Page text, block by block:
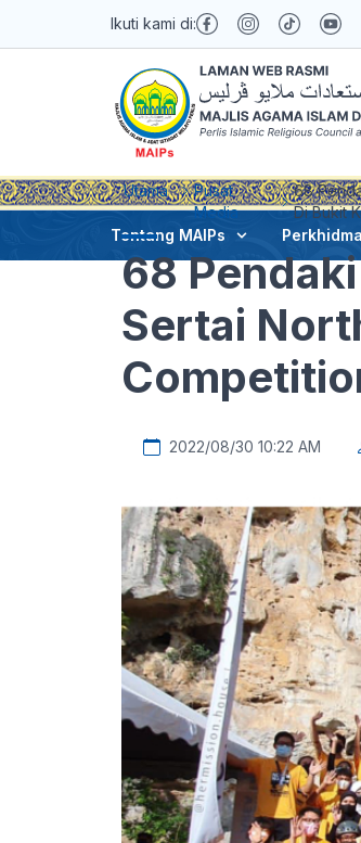
Ikuti kami di:
Tentang MAIPs
Utama
Pusat
Media
68
Di Bukit
68
Sertai
2022/08/30 10:22 AM